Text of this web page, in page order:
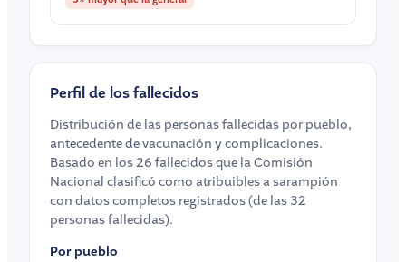
Perfil de los fallecidos
Distribución de las personas fallecidas por pueblo,
antecedente de vacunación y complicaciones.
Basado en los 26 fallecidos que la Comisión
Nacional clasificó como atribuibles a sarampión
con datos completos registrados (de las 32
personas fallecidas).
Por pueblo